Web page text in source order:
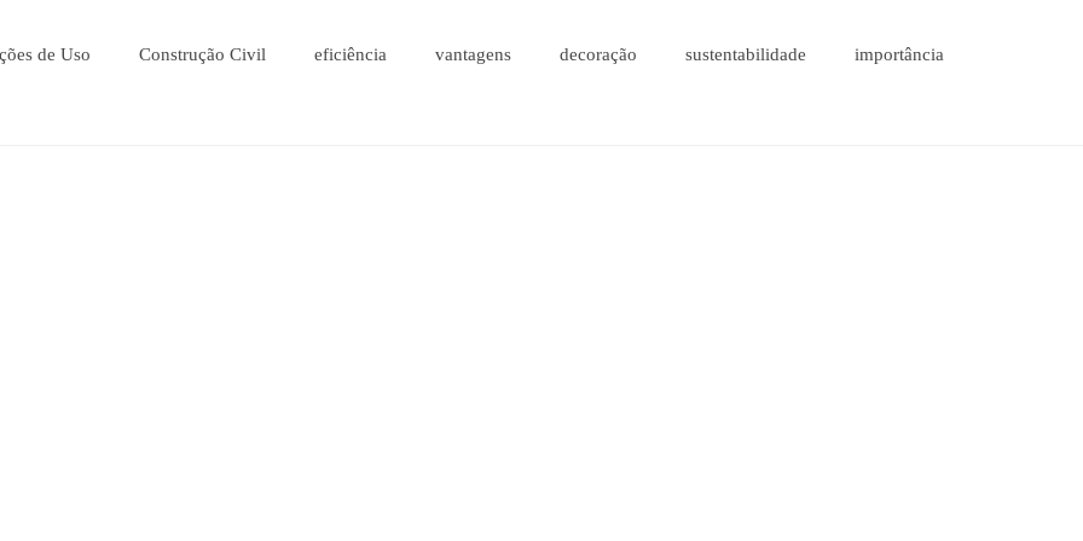
de Uso Construção Civil eficiência vantagens decoração sustentabilidade importância